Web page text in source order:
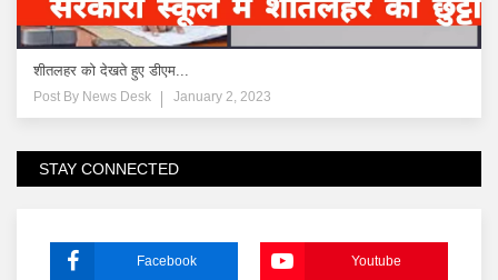
शीतलहर को देखते हुए डीएम...
Post By News Desk January 2, 2023
STAY CONNECTED
Facebook Youtube